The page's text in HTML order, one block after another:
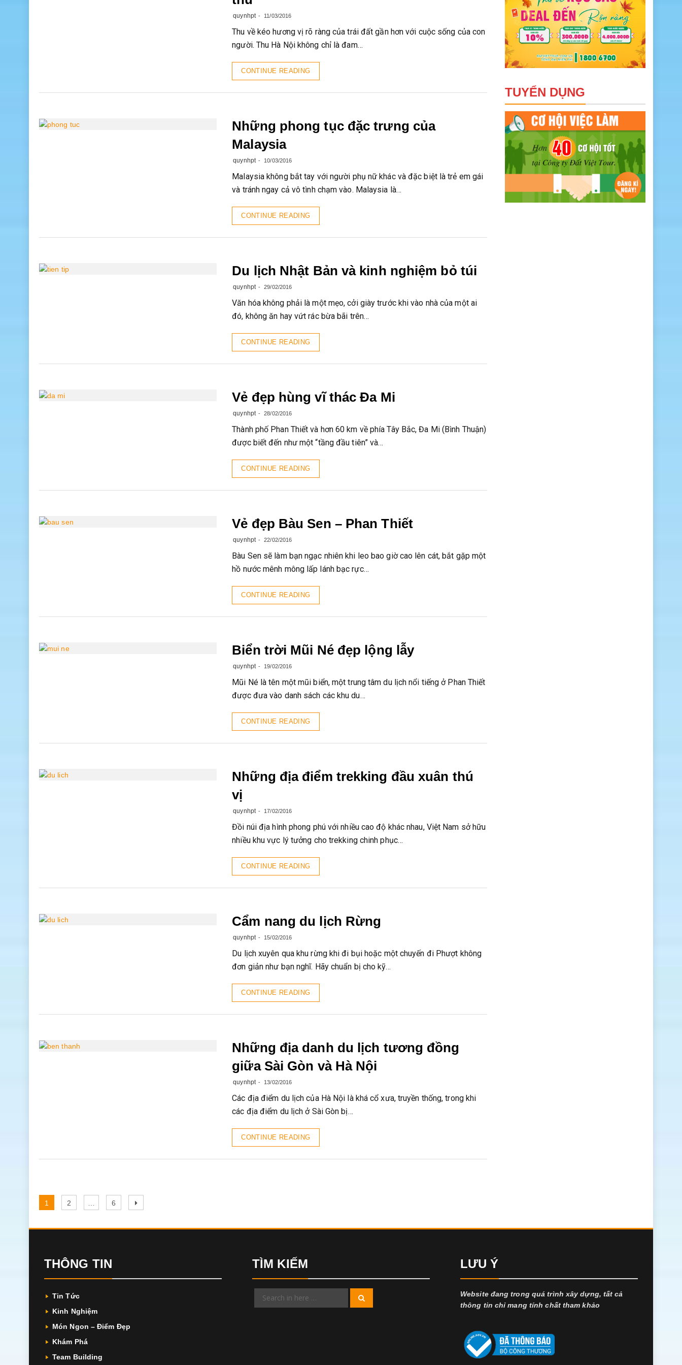
quynhpt 11/03/2016
Thu về kéo hương vị rõ ràng của trái đất gần hơn với cuộc sống của con
người. Thu Hà Nội không chỉ là đam…
CONTINUE READING
Những phong tục đặc trưng của
Malaysia
quynhpt 10/03/2016
Malaysia không bắt tay với người phụ nữ khác và đặc biệt là trẻ em gái
và tránh ngay cả vô tình chạm vào. Malaysia là…
CONTINUE READING
Du lịch Nhật Bản và kinh nghiệm bỏ túi
quynhpt 29/02/2016
Văn hóa không phải là một mẹo, cởi giày trước khi vào nhà của một ai
đó, không ăn hay vứt rác bừa bãi trên…
CONTINUE READING
Vẻ đẹp hùng vĩ thác Đa Mi
quynhpt 28/02/2016
Thành phố Phan Thiết và hơn 60 km về phía Tây Bắc, Đa Mi (Bình Thuận)
được biết đến như một “tầng đầu tiên” và…
CONTINUE READING
Vẻ đẹp Bàu Sen – Phan Thiết
quynhpt 22/02/2016
Bàu Sen sẽ làm bạn ngạc nhiên khi leo bao giờ cao lên cát, bắt gặp một
hồ nước mênh mông lấp lánh bạc rực…
CONTINUE READING
Biển trời Mũi Né đẹp lộng lẫy
quynhpt 19/02/2016
Mũi Né là tên một mũi biển, một trung tâm du lịch nổi tiếng ở Phan Thiết
được đưa vào danh sách các khu du…
CONTINUE READING
Những địa điểm trekking đầu xuân thú
vị
quynhpt 17/02/2016
Đồi núi địa hình phong phú với nhiều cao độ khác nhau, Việt Nam sở hữu
nhiều khu vực lý tưởng cho trekking chinh phục…
CONTINUE READING
Cẩm nang du lịch Rừng
quynhpt 15/02/2016
Du lịch xuyên qua khu rừng khi đi bụi hoặc một chuyến đi Phượt không
đơn giản như bạn nghĩ. Hãy chuẩn bị cho kỹ…
CONTINUE READING
Những địa danh du lịch tương đồng
giữa Sài Gòn và Hà Nội
quynhpt 13/02/2016
Các địa điểm du lịch của Hà Nội là khá cổ xưa, truyền thống, trong khi
các địa điểm du lịch ở Sài Gòn bị…
CONTINUE READING
Điều
bài
Page
1 Page
2 Page
6
Next
TUYỂN DỤNG
THÔNG TIN
Tin Tức
Kinh Nghiệm
Món Ngon – Điểm Đẹp
Khám Phá
Team Building
TÌM KIẾM
Search
LƯU Ý
Website đang trong quá trình xây dựng, tất cả
thông tin chỉ mang tính chất tham khảo